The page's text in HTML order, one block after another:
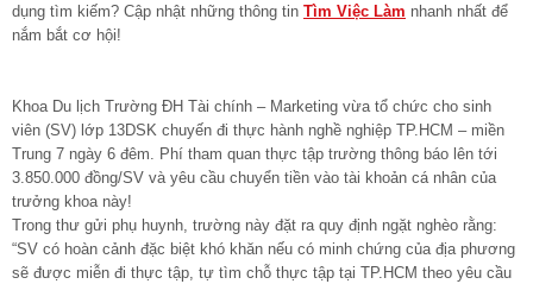
dụng tìm kiếm? Cập nhật những thông tin Tìm Việc Làm nhanh nhất để
nắm bắt cơ hội!
Khoa Du lịch Trường ĐH Tài chính – Marketing vừa tổ chức cho sinh
viên (SV) lớp 13DSK chuyến đi thực hành nghề nghiệp TP.HCM – miền
Trung 7 ngày 6 đêm. Phí tham quan thực tập trường thông báo lên tới
3.850.000 đồng/SV và yêu cầu chuyển tiền vào tài khoản cá nhân của
trưởng khoa này!
Trong thư gửi phụ huynh, trường này đặt ra quy định ngặt nghèo rằng:
“SV có hoàn cảnh đặc biệt khó khăn nếu có minh chứng của địa phương
sẽ được miễn đi thực tập, tự tìm chỗ thực tập tại TP.HCM theo yêu cầu